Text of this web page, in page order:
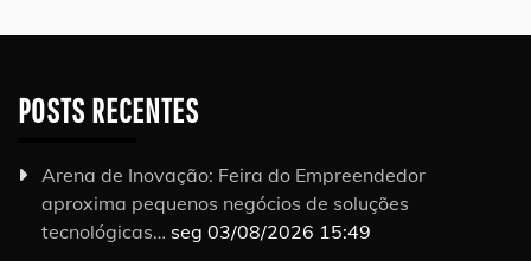
POSTS RECENTES
Arena de Inovação: Feira do Empreendedor
aproxima pequenos negócios de soluções
tecnológicas… seg 03/08/2026 15:49